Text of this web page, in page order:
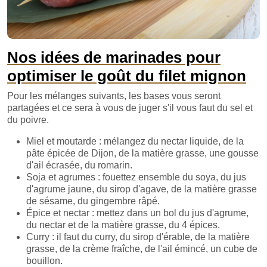
Nos idées de marinades pour
optimiser le goût du filet mignon
Pour les mélanges suivants, les bases vous seront
partagées et ce sera à vous de juger s'il vous faut du sel et
du poivre.
Miel et moutarde : mélangez du nectar liquide, de la
pâte épicée de Dijon, de la matière grasse, une gousse
d'ail écrasée, du romarin.
Soja et agrumes : fouettez ensemble du soya, du jus
d'agrume jaune, du sirop d'agave, de la matière grasse
de sésame, du gingembre râpé.
Épice et nectar : mettez dans un bol du jus d'agrume,
du nectar et de la matière grasse, du 4 épices.
Curry : il faut du curry, du sirop d'érable, de la matière
grasse, de la crème fraîche, de l'ail émincé, un cube de
bouillon.